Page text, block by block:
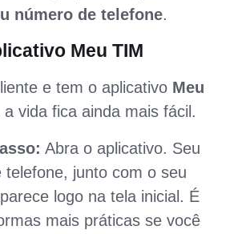
número de telefone.
Meu TIM
e tem o aplicativo Meu
a vida fica ainda mais fácil.
Abra o aplicativo. Seu
telefone, junto com o seu
logo na tela inicial. É
mais práticas se você